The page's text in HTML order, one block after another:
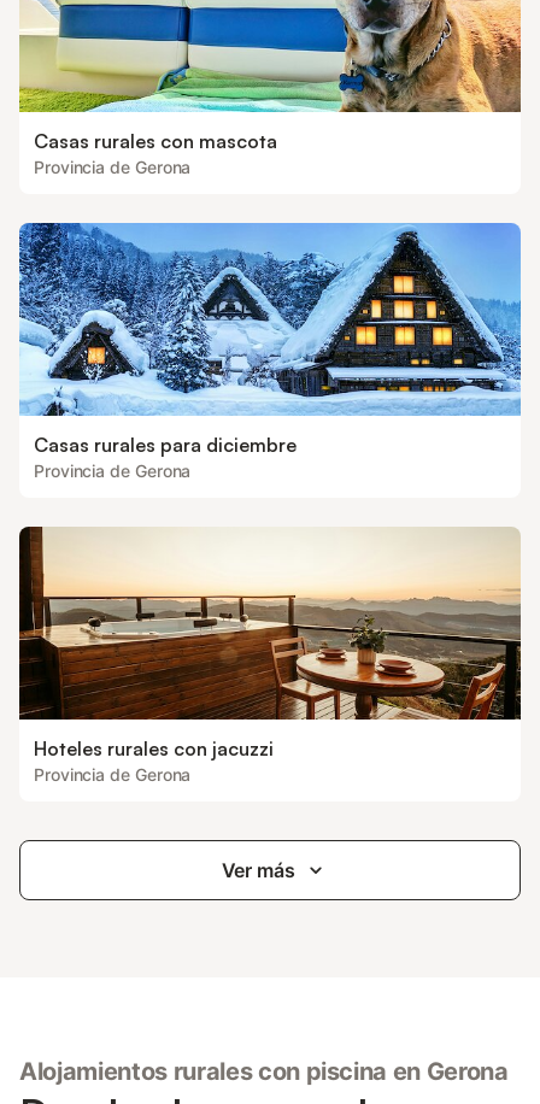
Casas rurales con mascota
Provincia de Gerona
Casas rurales para diciembre
Provincia de Gerona
Hoteles rurales con jacuzzi
Provincia de Gerona
Ver más
Alojamientos rurales con piscina en Gerona